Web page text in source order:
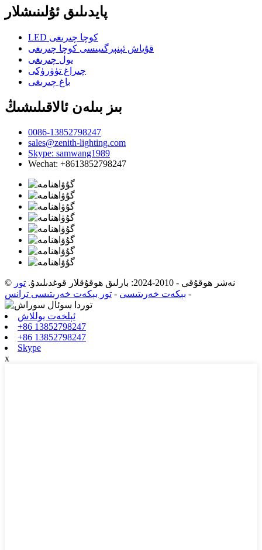
پايدىلىق ئۇلىنىشلار
LED كوچا چىرىغى
قۇياش ئېنېرگىيىسى كوچا چىرىغى
يول چىرىغى
چىراغ تۈۋرۈكى
باغ چىرىغى
بىز بىلەن ئالاقىلىشىڭ
0086-13852798247
sales@zenith-lighting.com
Skype: samwang1989
Wechat: +8613852798247
© نەشر ھوقۇقى - 2010-2024: بارلىق ھوقۇقلار قوغدىلىدۇ.
تور
بېكەت خەرىتىسى - تور بېكەت خەرىتىسى ترانس -
ئېلخەت يوللاش
+86 13852798247
+86 13852798247
Skype
x